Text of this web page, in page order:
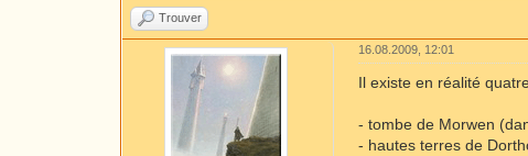
Trouver
16.08.2009, 12:01
Il existe en réalité
- tombe de Morwen
- hautes terres de